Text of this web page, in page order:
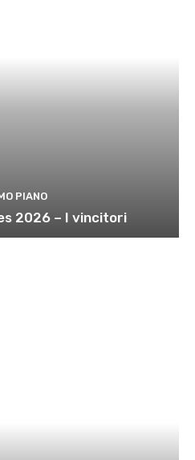
PIANO
2026 – I vincitori